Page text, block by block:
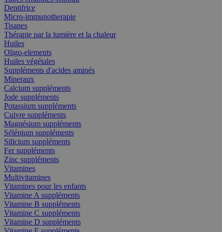
Dentifrice
Micro-immunotherapie
Tisanes
Thérapie par la lumière et la chaleur
Huiles
Oligo-elements
Huiles végétales
Suppléments d'acides aminés
Mineraux
Calcium suppléments
Jode suppléments
Potassium suppléments
Cuivre suppléments
Magnésium suppléments
Sélénium suppléments
Silicium suppléments
Fer suppléments
Zinc suppléments
Vitamines
Multivitamines
Vitamines pour les enfants
Vitamine A suppléments
Vitamine B suppléments
Vitamine C suppléments
Vitamine D suppléments